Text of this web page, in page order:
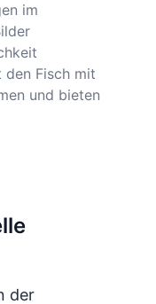
im
den Fisch mit
und bieten
der